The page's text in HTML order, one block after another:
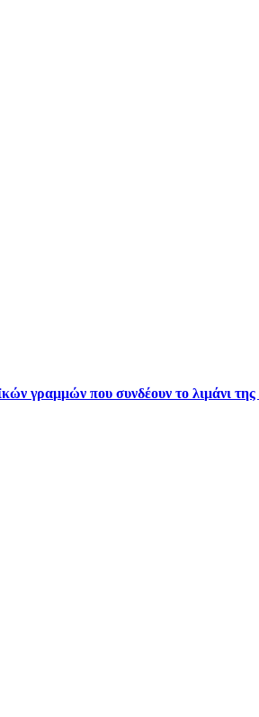
γραμμών που συνδέουν το λιμάνι